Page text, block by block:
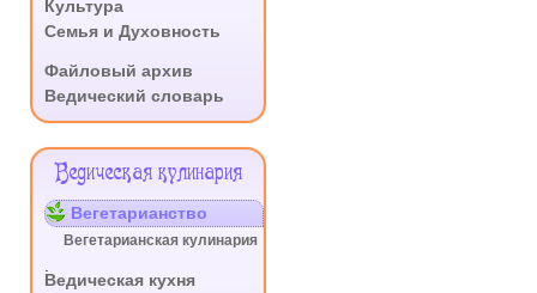
Культура
Семья и Духовность
Файловый архив
Ведический словарь
Ведическая кулинария
Вегетарианство
Вегетарианская кулинария
Ведическая кухня